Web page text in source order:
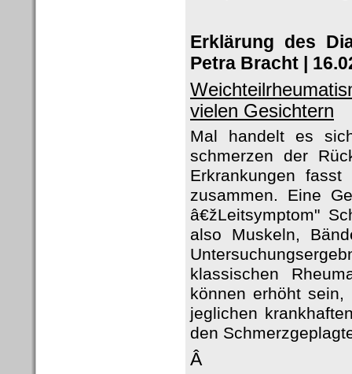
Erklärung des
Petra Bracht |
vielen Gesichtern
Mal handelt es
schmerzen der
Erkrankungen
zusammen. Eine
â€žLeitsymptom"
also Muskeln,
klassischen
können erhöht
jeglichen
den
Â